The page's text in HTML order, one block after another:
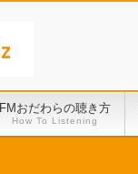
FMおだわらの聴き方
How To Listening